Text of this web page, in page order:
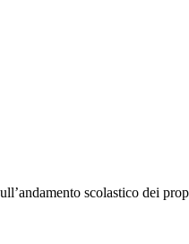
scolastico dei